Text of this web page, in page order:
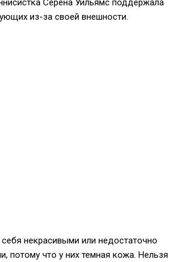
Серена Уильямс поддержала
из-за своей внешности.
некрасивыми или недостаточно
потому что у них темная кожа. Нельзя